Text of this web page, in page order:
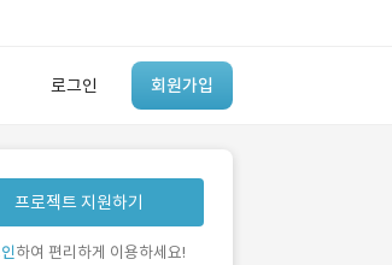
로그인 회원가입
례 검색 AI
런 거’ 만들어본
회사 있어?
프로젝트 지원하기
하여 편리하게 이용하세요!